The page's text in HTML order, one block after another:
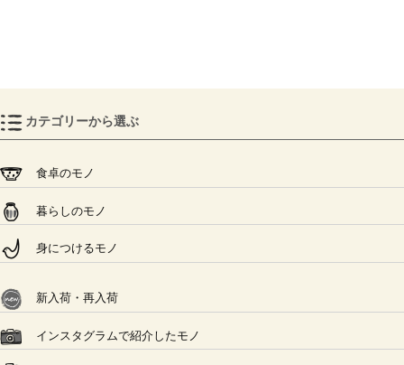
カテゴリーから選ぶ
食卓のモノ
暮らしのモノ
身につけるモノ
新入荷・再入荷
インスタグラムで紹介したモノ